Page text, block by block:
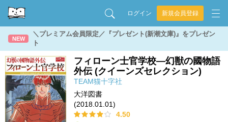
ログイン 新規会員登録
NEW
＼プレミアム会員限定／『プレゼント(新潮文庫)』をプレゼン
ト
フィローン士官学校―幻獣の國物語
外伝 (クイーンズセレクション)
TEAM猫十字社
大洋図書
(2018.01.01)
4.50